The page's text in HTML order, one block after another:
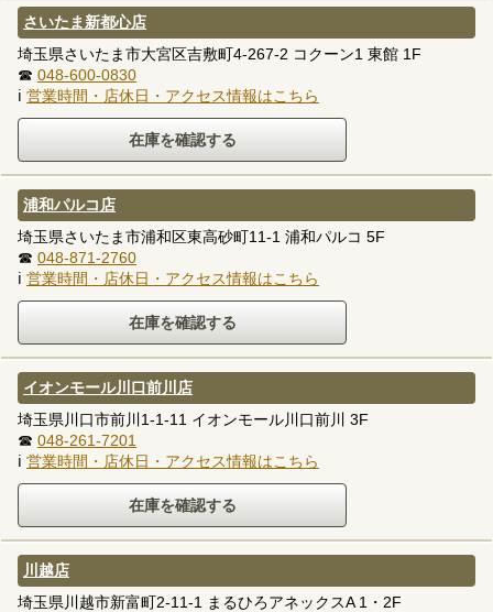
さいたま新都心店
埼玉県さいたま市大宮区吉敷町4-267-2 コクーン1 東館 1F
☎ 048-600-0830
ℹ 営業時間・店休日・アクセス情報はこちら
浦和パルコ店
埼玉県さいたま市浦和区東高砂町11-1 浦和パルコ 5F
☎ 048-871-2760
ℹ 営業時間・店休日・アクセス情報はこちら
イオンモール川口前川店
埼玉県川口市前川1-1-11 イオンモール川口前川 3F
☎ 048-261-7201
ℹ 営業時間・店休日・アクセス情報はこちら
川越店
埼玉県川越市新富町2-11-1 まるひろアネックスA 1・2F